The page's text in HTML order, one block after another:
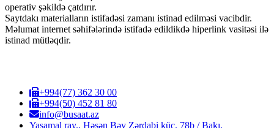
operativ şəkildə çatdırır.
Saytdakı materialların istifadəsi zamanı istinad edilməsi vacibdir.
Məlumat internet səhifələrində istifadə edildikdə hiperlink vasitəsi ilə
istinad mütləqdir.
+994(77) 362 30 00
+994(50) 452 81 80
info@busaat.az
Yasamal ray., Həsən Bəy Zərdabi küç. 78b / Bakı,